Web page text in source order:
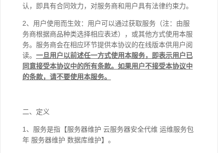
认，即具有合同效力，对服务商和用户具有法律约束力。
2、用户使用而生效：用户可以通过获取服务（注：由服
务商根据商品种类选择相应表述），或其他方式使用本服
务。服务商会在相应环节提供本协议的在线版本供用户阅
读。 一旦用户以前述任一方式使用本服务，即表示用户已
同意接受本协议中的所有条款。如果用户不接受本协议中
的条款，请不要使用本服务。
二、定义
1、服务是指【服务器维护 云服务器安全代维 运维服务包
年 服务器维护 数据库维护】。